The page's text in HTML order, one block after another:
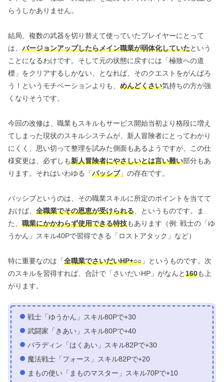
らうしかありません。
結局、複数の武器を切り替えて使っていたプレイヤーにとって
は、 バージョンアップしたらメイン職業が弱体化していたという
ことになるわけです。そして元の状態に戻すには「極致への道
標」をクリアするしかない、となれば、そのクエストをがんばろ
う！というモチベーションよりも、 めんどくさい気持ちの方が強
くなりそうです。
今回の改修は、職業もスキルもサービス開始当初より格段に増え
てしまった現状のスキルシステムが、新人冒険者にとってわかり
にくく、思い切って整理を試みた側面もあるようですが、この仕
様変更は、必ずしも新人冒険者にやさしいとは言い難い部分もあ
ります。それはいわゆる「パッシブ」の存在です。
パッシブというのは、その職業スキルに所定のポイントを当てて
おけば、 全職業でその恩恵が受けられる、というものです。ま
た、 職業にかかわらず使用できる特技もあります（例: 戦士の「ゆ
うかん」スキル40Pで習得できる「ロストアタック」など）
特に重要なのは「全職業でさいだいHP+○○ 」というものです。次
のスキルを習得すれば、合計で「さいだいHP」がなんと160も上
がります。
戦士「ゆうかん」スキル80Pで+30
武闘家「きあい」スキル80Pで+40
パラディン「はくあい」スキル82Pで+30
魔法戦士「フォース」スキル82Pで+20
まもの使い「まものマスター」スキル70Pで+10